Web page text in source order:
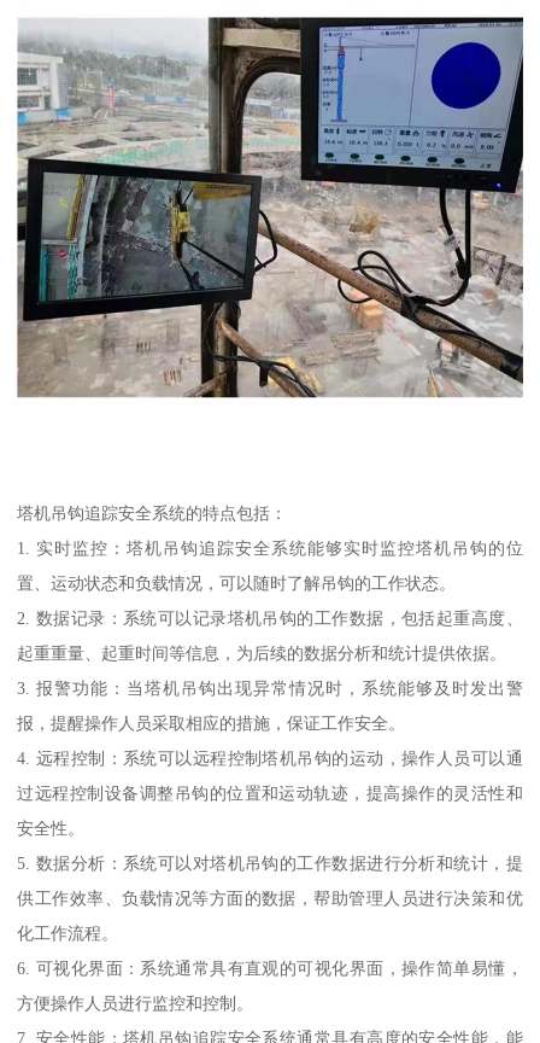
塔机吊钩追踪安全系统的特点包括：
1. 实时监控：塔机吊钩追踪安全系统能够实时监控塔机吊钩的位
置、运动状态和负载情况，可以随时了解吊钩的工作状态。
2. 数据记录：系统可以记录塔机吊钩的工作数据，包括起重高度、
起重重量、起重时间等信息，为后续的数据分析和统计提供依据。
3. 报警功能：当塔机吊钩出现异常情况时，系统能够及时发出警
报，提醒操作人员采取相应的措施，保证工作安全。
4. 远程控制：系统可以远程控制塔机吊钩的运动，操作人员可以通
过远程控制设备调整吊钩的位置和运动轨迹，提高操作的灵活性和
安全性。
5. 数据分析：系统可以对塔机吊钩的工作数据进行分析和统计，提
供工作效率、负载情况等方面的数据，帮助管理人员进行决策和优
化工作流程。
6. 可视化界面：系统通常具有直观的可视化界面，操作简单易懂，
方便操作人员进行监控和控制。
7. 安全性能：塔机吊钩追踪安全系统通常具有高度的安全性能，能